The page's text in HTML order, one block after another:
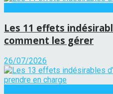
Les 11 effets
comment les gérer
26/07/2026